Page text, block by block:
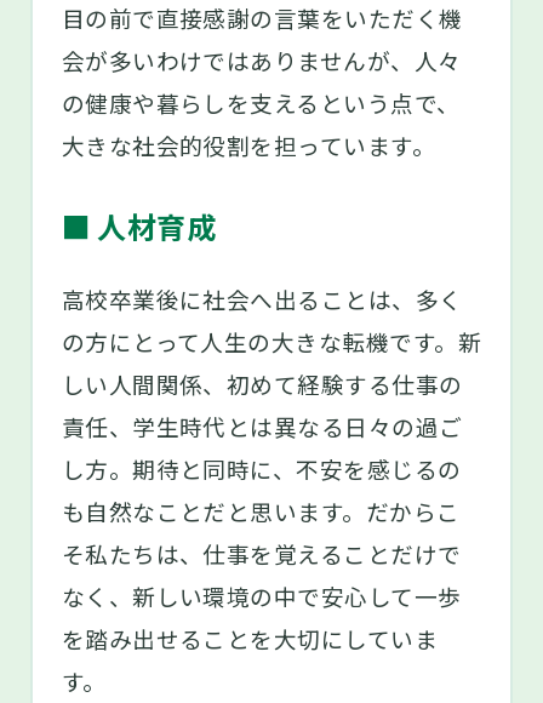
目の前で直接感謝の言葉をいただく機
会が多いわけではありませんが、人々
の健康や暮らしを支えるという点で、
大きな社会的役割を担っています。
■ 人材育成
高校卒業後に社会へ出ることは、多く
の方にとって人生の大きな転機です。新
しい人間関係、初めて経験する仕事の
責任、学生時代とは異なる日々の過ご
し方。期待と同時に、不安を感じるの
も自然なことだと思います。だからこ
そ私たちは、仕事を覚えることだけで
なく、新しい環境の中で安心して一歩
を踏み出せることを大切にしていま
す。